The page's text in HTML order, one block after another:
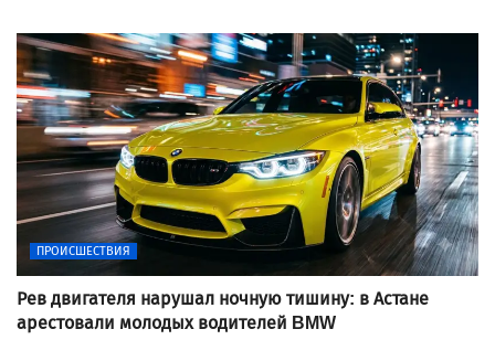
ПРОИСШЕСТВИЯ
Рев двигателя нарушал ночную тишину: в Астане
арестовали молодых водителей BMW